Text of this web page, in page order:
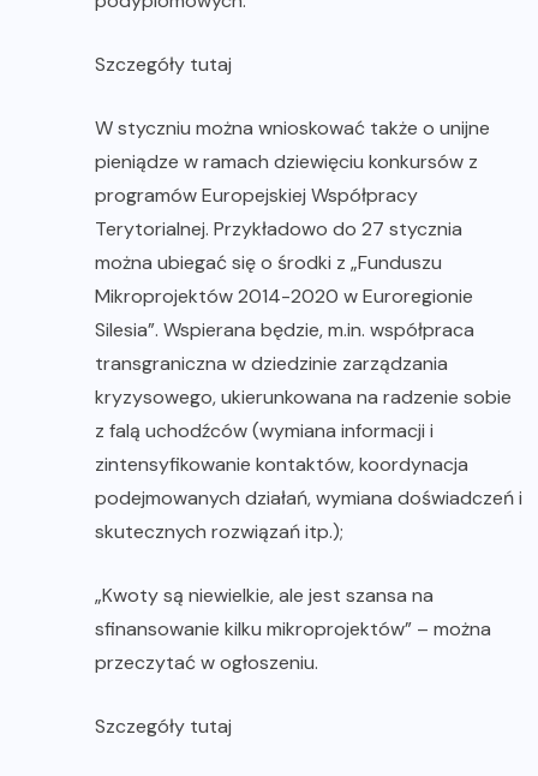
Szczegóły tutaj
W styczniu można wnioskować także o unijne
pieniądze w ramach dziewięciu konkursów z
programów Europejskiej Współpracy
Terytorialnej. Przykładowo do 27 stycznia
można ubiegać się o środki z „Funduszu
Mikroprojektów 2014-2020 w Euroregionie
Silesia”. Wspierana będzie, m.in. współpraca
transgraniczna w dziedzinie zarządzania
kryzysowego, ukierunkowana na radzenie sobie
z falą uchodźców (wymiana informacji i
zintensyfikowanie kontaktów, koordynacja
podejmowanych działań, wymiana doświadczeń i
skutecznych rozwiązań itp.);
„Kwoty są niewielkie, ale jest szansa na
sfinansowanie kilku mikroprojektów” – można
przeczytać w ogłoszeniu.
Szczegóły tutaj